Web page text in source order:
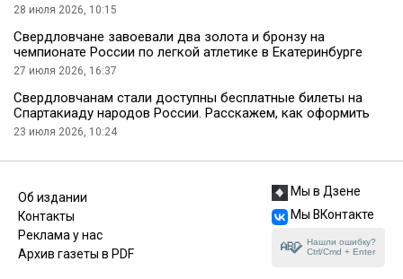
28 июля 2026, 10:15
Свердловчане завоевали два золота и бронзу на
чемпионате России по легкой атлетике в Екатеринбурге
27 июля 2026, 16:37
Свердловчанам стали доступны бесплатные билеты на
Спартакиаду народов России. Расскажем, как оформить
23 июля 2026, 10:24
Об издании
Контакты
Реклама у нас
Архив газеты в PDF
Мы в Дзене
Мы ВКонтакте
Нашли ошибку?
Ctrl/Cmd + Enter